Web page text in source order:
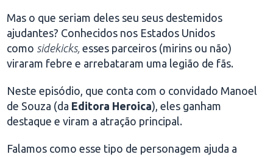
Mas o que seriam deles seu seus destemidos
ajudantes? Conhecidos nos Estados Unidos
como sidekicks, esses parceiros (mirins ou não)
viraram febre e arrebataram uma legião de fãs.
Neste episódio, que conta com o convidado Manoel
de Souza (da Editora Heroica), eles ganham
destaque e viram a atração principal.
Falamos como esse tipo de personagem ajuda a